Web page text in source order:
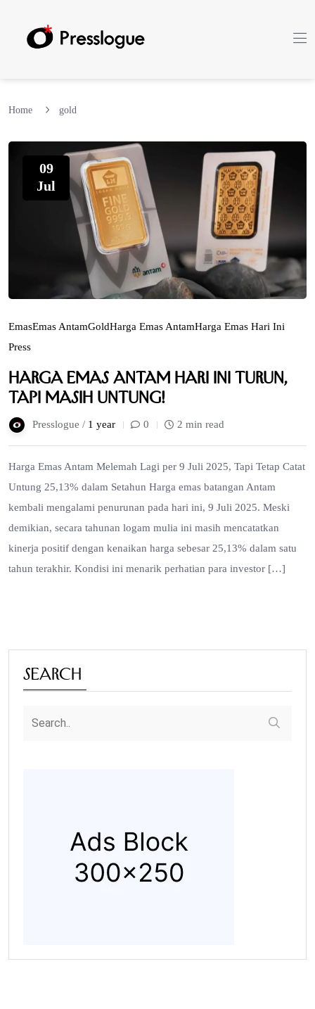
Home gold
09
Jul
EmasEmas AntamGoldHarga Emas AntamHarga Emas Hari Ini
Press
Harga Emas Antam Hari Ini Turun,
Tapi Masih Untung!
Presslogue / 1 year 0 2 min read
Harga Emas Antam Melemah Lagi per 9 Juli 2025, Tapi Tetap Catat
Untung 25,13% dalam Setahun Harga emas batangan Antam
kembali mengalami penurunan pada hari ini, 9 Juli 2025. Meski
demikian, secara tahunan logam mulia ini masih mencatatkan
kinerja positif dengan kenaikan harga sebesar 25,13% dalam satu
tahun terakhir. Kondisi ini menarik perhatian para investor […]
Search